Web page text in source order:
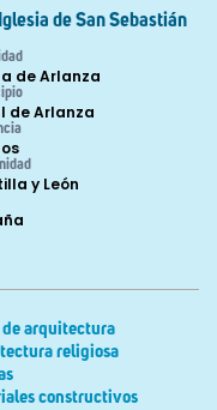
Iglesia de San Sebastián
de Arlanza
de Arlanza
y León
de arquitectura
religiosa
constructivos